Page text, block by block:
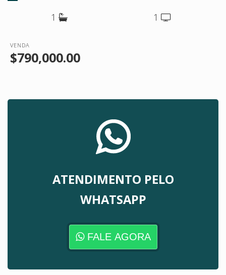
1 1
VENDA
$790,000.00
ATENDIMENTO PELO
WHATSAPP
FALE AGORA